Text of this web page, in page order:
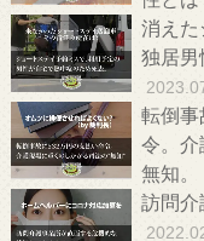
消えた
独居男
転倒事
令。介
無知
訪問介